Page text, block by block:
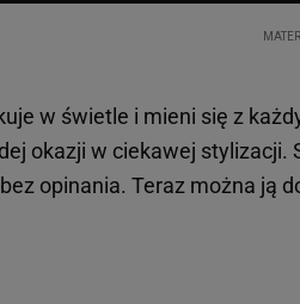
w świetle i mieni się z
okazji w ciekawej stylizacji.
opinania. Teraz można ją